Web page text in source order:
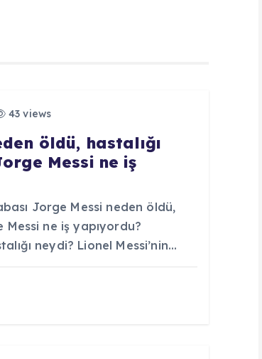
43 views
öldü, hastalığı
Messi ne iş
Jorge Messi neden öldü,
Messi ne iş yapıyordu?
neydi? Lionel Messi’nin…